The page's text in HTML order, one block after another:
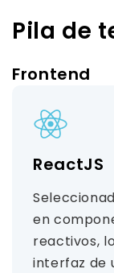
Pila de
Frontend
ReactJS
en
reactivos,
interfaz de